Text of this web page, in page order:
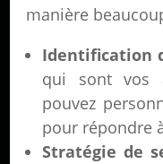
manière
Identification
qui sont vos
pouvez
pour répondre
Stratégie de